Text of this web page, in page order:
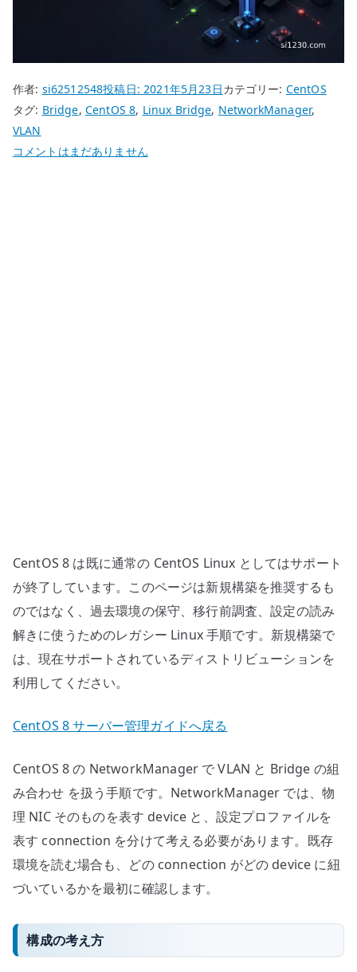
作者: si62512548投稿日:2021年5月23日カテゴリー: CentOS
タグ: Bridge, CentOS 8, Linux Bridge, NetworkManager,
VLAN
CentOS
コメントはまだありません
CentOS 8 は既に通常の CentOS Linux としてはサポート
が終了しています。このページは新規構築を推奨するも
のではなく、過去環境の保守、移行前調査、設定の読み
解きに使うためのレガシー Linux 手順です。新規構築で
は、現在サポートされているディストリビューションを
利用してください。
CentOS 8 サーバー管理ガイドへ戻る
CentOS 8 の NetworkManager で VLAN と Bridge の組
み合わせ を扱う手順です。NetworkManager では、物
理 NIC そのものを表す device と、設定プロファイルを
表す connection を分けて考える必要があります。既存
環境を読む場合も、どの connection がどの device に紐
づいているかを最初に確認します。
構成の考え方